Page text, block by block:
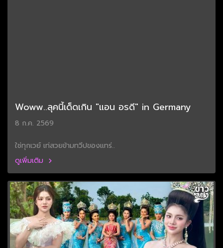
Woww..ลุคนี้เด็ดเกิน "แอน อรดี" in Germany
8 ก.ค. 2569
ใช่ทุกเวย์ เท่สวยข้ามทวีปของแทร่..
ดูเพิ่มเติม